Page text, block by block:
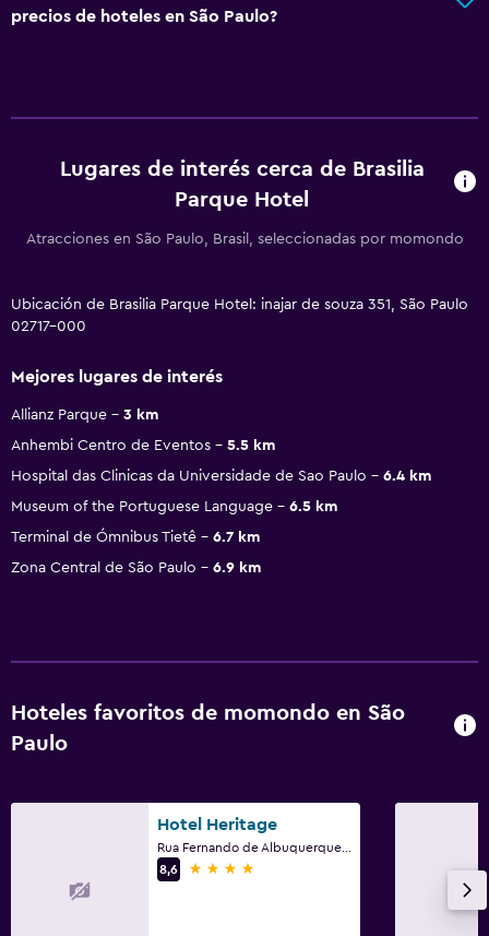
precios de hoteles en São Paulo?
Lugares de interés cerca de Brasilia
Parque Hotel
Atracciones en São Paulo, Brasil, seleccionadas por momondo
Ubicación de Brasilia Parque Hotel: inajar de souza 351, São Paulo
02717-000
Mejores lugares de interés
Allianz Parque
3 km
Anhembi Centro de Eventos
5.5 km
Hospital das Clinicas da Universidade de Sao Paulo
6.4 km
Museum of the Portuguese Language
6.5 km
Terminal de Ómnibus Tietê
6.7 km
Zona Central de São Paulo
6.9 km
Hoteles favoritos de momondo en São
Paulo
Hotel Heritage
8,6
4 estrellas